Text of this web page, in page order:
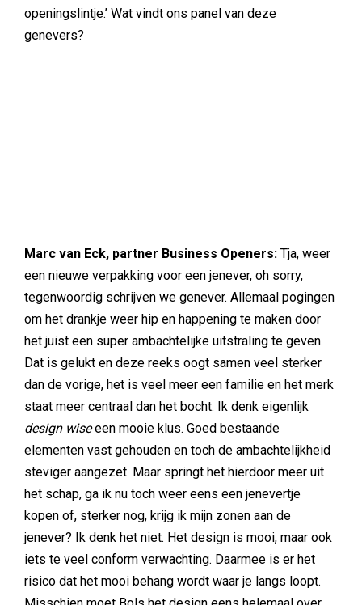
openingslintje.’ Wat vindt ons panel van deze
genevers?
Marc van Eck, partner Business Openers: Tja, weer
een nieuwe verpakking voor een jenever, oh sorry,
tegenwoordig schrijven we genever. Allemaal pogingen
om het drankje weer hip en happening te maken door
het juist een super ambachtelijke uitstraling te geven.
Dat is gelukt en deze reeks oogt samen veel sterker
dan de vorige, het is veel meer een familie en het merk
staat meer centraal dan het bocht. Ik denk eigenlijk
design wiseeen mooie klus. Goed bestaande
elementen vast gehouden en toch de ambachtelijkheid
steviger aangezet. Maar springt het hierdoor meer uit
het schap, ga ik nu toch weer eens een jenevertje
kopen of, sterker nog, krijg ik mijn zonen aan de
jenever? Ik denk het niet. Het design is mooi, maar ook
iets te veel conform verwachting. Daarmee is er het
risico dat het mooi behang wordt waar je langs loopt.